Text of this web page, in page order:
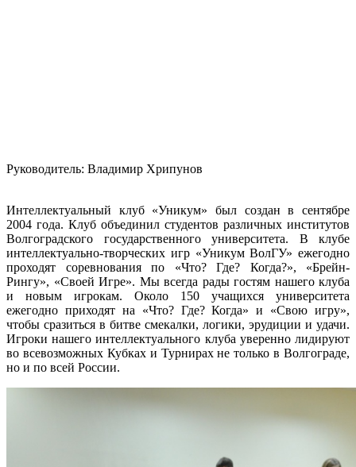
Руководитель: Владимир Хрипунов
Интеллектуальный клуб «Уникум» был создан в сентябре
2004 года. Клуб объединил студентов различных институтов
Волгоградского государственного университета. В клубе
интеллектуально-творческих игр «Уникум ВолГУ» ежегодно
проходят соревнования по «Что? Где? Когда?», «Брейн-
Рингу», «Своей Игре». Мы всегда рады гостям нашего клуба
и новым игрокам. Около 150 учащихся университета
ежегодно приходят на «Что? Где? Когда» и «Свою игру»,
чтобы сразиться в битве смекалки, логики, эрудиции и удачи.
Игроки нашего интеллектуального клуба уверенно лидируют
во всевозможных Кубках и Турнирах не только в Волгограде,
но и по всей России.